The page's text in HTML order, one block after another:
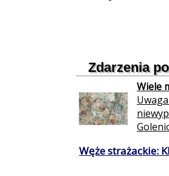
Zdarzenia
Wiele
Węże strażackie: